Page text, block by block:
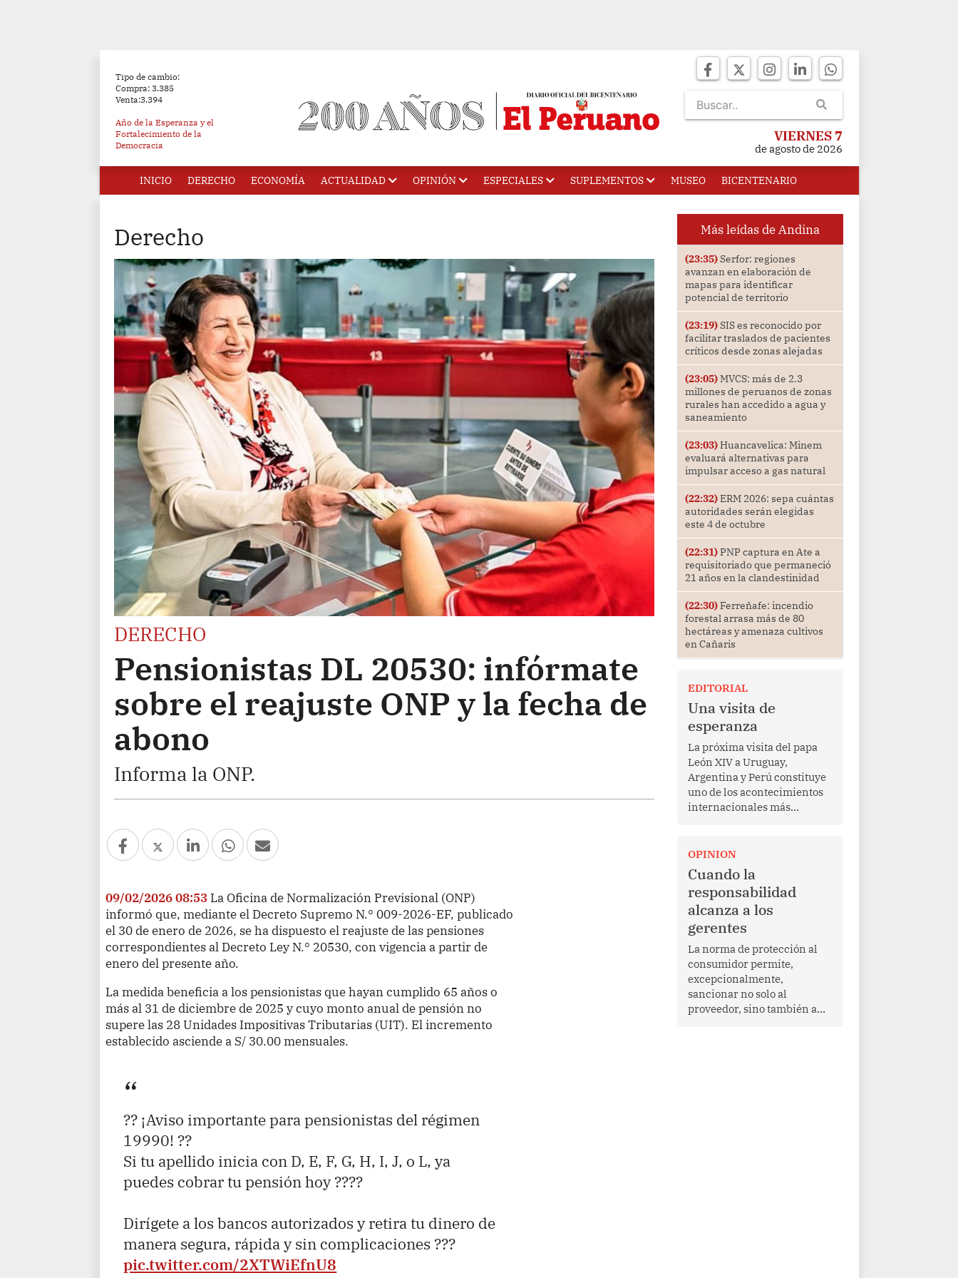
Tipo de cambio:
Compra: 3.385
Venta:3.394
Año de la Esperanza y el
Fortalecimiento de la
Democracia
VIERNES 7
de agosto de 2026
INICIO DERECHO ECONOMÍA ACTUALIDAD OPINIÓN ESPECIALES SUPLEMENTOS MUSEO BICENTENARIO
Derecho
DERECHO
Pensionistas DL 20530: infórmate
sobre el reajuste ONP y la fecha de
abono
Informa la ONP.
09/02/2026 08:53 La Oficina de Normalización Previsional (ONP)
informó que, mediante el Decreto Supremo N.° 009-2026-EF, publicado
el 30 de enero de 2026, se ha dispuesto el reajuste de las pensiones
correspondientes al Decreto Ley N.° 20530, con vigencia a partir de
enero del presente año.
La medida beneficia a los pensionistas que hayan cumplido 65 años o
más al 31 de diciembre de 2025 y cuyo monto anual de pensión no
supere las 28 Unidades Impositivas Tributarias (UIT). El incremento
establecido asciende a S/ 30.00 mensuales.
?? ¡Aviso importante para pensionistas del régimen
19990! ??
Si tu apellido inicia con D, E, F, G, H, I, J, o L, ya
puedes cobrar tu pensión hoy ????
Dirígete a los bancos autorizados y retira tu dinero de
manera segura, rápida y sin complicaciones ???
pic.twitter.com/2XTWiEfnU8
Más leídas de Andina
(23:35)Serfor: regiones
avanzan en elaboración de
mapas para identificar
potencial de territorio
(23:19)SIS es reconocido por
facilitar traslados de pacientes
críticos desde zonas alejadas
(23:05)MVCS: más de 2.3
millones de peruanos de zonas
rurales han accedido a agua y
saneamiento
(23:03)Huancavelica: Minem
evaluará alternativas para
impulsar acceso a gas natural
(22:32)ERM 2026: sepa cuántas
autoridades serán elegidas
este 4 de octubre
(22:31)PNP captura en Ate a
requisitoriado que permaneció
21 años en la clandestinidad
(22:30)Ferreñafe: incendio
forestal arrasa más de 80
hectáreas y amenaza cultivos
en Cañaris
EDITORIAL
Una visita de
esperanza
La próxima visita del papa
León XIV a Uruguay,
Argentina y Perú constituye
uno de los acontecimientos
internacionales más
Más allá de su dimensión
religiosa, esta gira
representa una oportunidad
para reafirmar el valor del
diálogo, fortalecer los
vínculos entre los pueblos y
proyectar una imagen de
cooperación en una región
que enfrenta desafíos en
materia de desarrollo,
cohesión social y
gobernabilidad.
OPINION
Cuando la
responsabilidad
alcanza a los
gerentes
La norma de protección al
consumidor permite,
excepcionalmente,
sancionar no solo al
proveedor, sino también a